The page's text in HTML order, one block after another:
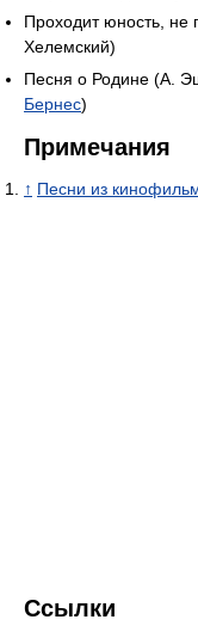
Проходит юность, не
Хелемский)
Песня о Родине (А.
Бернес)
Примечания
↑ Песни из
Ссылки